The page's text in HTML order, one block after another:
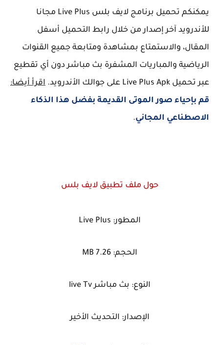
يمكنكم تحميل برنامج لايف بلس Live Plus مجانا
للأندرويد آخر إصدار من خلال رابط التحميل أسفل
المقال، والاستمتاع بمشاهدة ومتابعة جميع القنوات
الرياضية والمباريات المشفرة بث مباشر دون أي تقطيع
عبر تحميل Live Plus Apk على جوالك الأندرويد.
اقرأ أيضا:
قم بإحياء صور الموتى القديمة بفضل هذا الذكاء
الاصطناعي المجاني.
حول ملف تطبيق لايف بلس
المطور: Live Plus
الحجم: 7.26 MB
النوع: بث مباشر live Tv
الإصدار: التحديث الأخير